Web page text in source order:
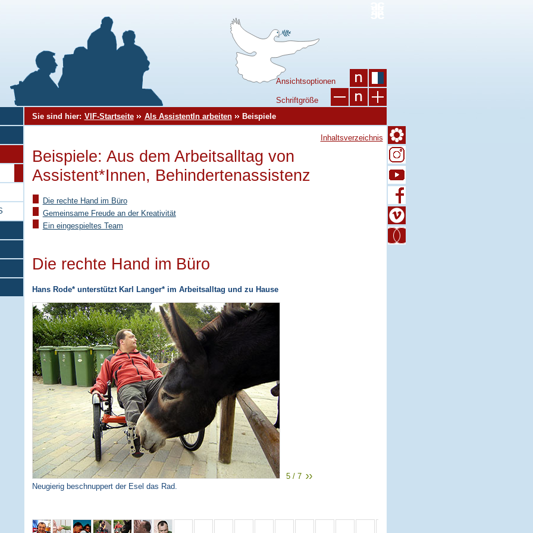
Ansichtsoptionen
Schriftgröße
Sie sind hier: VIF-Startseite Als AssistentIn arbeiten Beispiele
Inhaltsverzeichnis
Beispiele: Aus dem Arbeitsalltag von
Assistent*Innen, Behindertenassistenz
Die rechte Hand im Büro
Gemeinsame Freude an der Kreativität
Ein eingespieltes Team
Die rechte Hand im Büro
Hans Rode* unterstützt Karl Langer* im Arbeitsalltag und zu Hause
5 / 7
Neugierig beschnuppert der Esel das Rad.